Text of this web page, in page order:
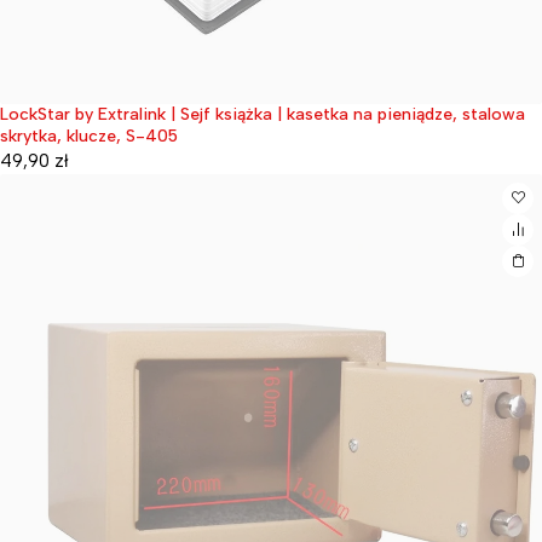
Wyprzedane
LockStar by Extralink | Sejf książka | kasetka na pieniądze, stalowa
skrytka, klucze, S-405
49,90 zł